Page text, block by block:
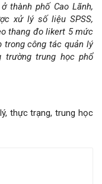
thành phố Cao Lãnh,
xử lý số liệu SPSS,
thang đo likert 5 mức
trong công tác quản lý
trường trung học phổ
thực trạng, trung học